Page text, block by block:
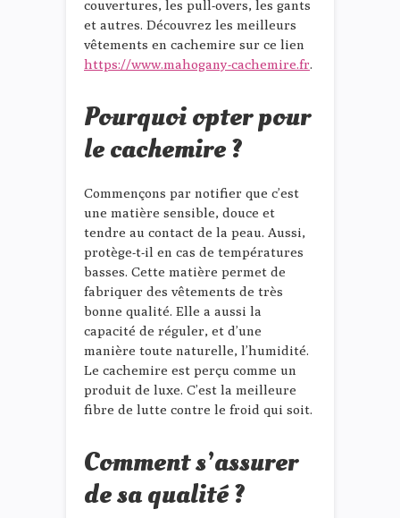
couvertures, les pull-overs, les gants
et autres. Découvrez les meilleurs
vêtements en cachemire sur ce lien
https://www.mahogany-cachemire.fr.
Pourquoi opter pour
le cachemire ?
Commençons par notifier que c’est
une matière sensible, douce et
tendre au contact de la peau. Aussi,
protège-t-il en cas de températures
basses. Cette matière permet de
fabriquer des vêtements de très
bonne qualité. Elle a aussi la
capacité de réguler, et d’une
manière toute naturelle, l’humidité.
Le cachemire est perçu comme un
produit de luxe. C’est la meilleure
fibre de lutte contre le froid qui soit.
Comment s’assurer
de sa qualité ?